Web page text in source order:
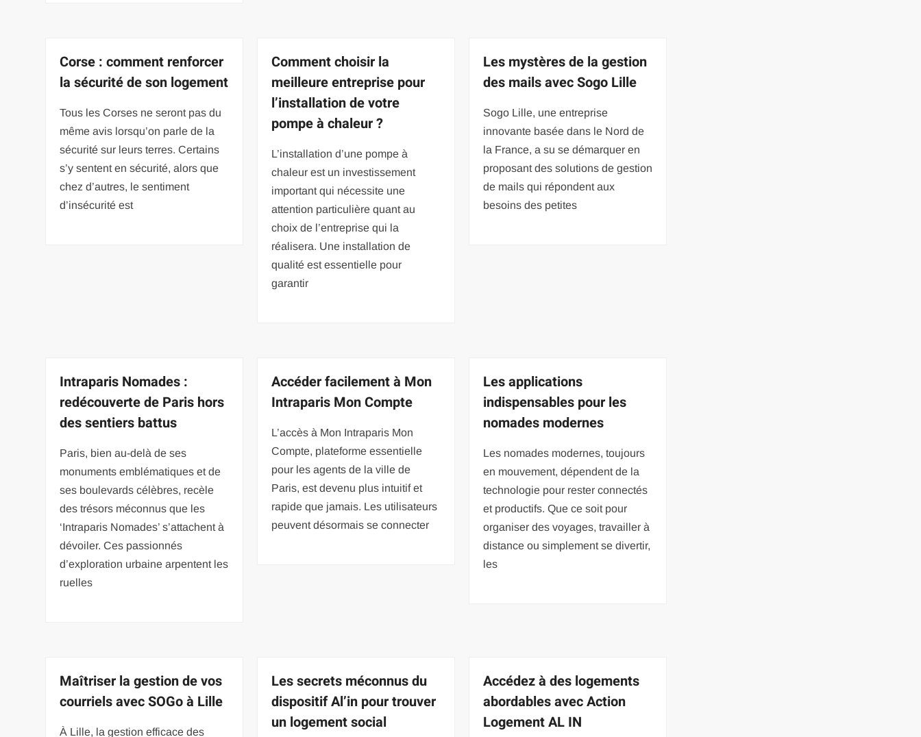
Corse : comment renforcer
la sécurité de son logement
Tous les Corses ne seront pas du
même avis lorsqu’on parle de la
sécurité sur leurs terres. Certains
s’y sentent en sécurité, alors que
chez d’autres, le sentiment
d’insécurité est
Comment choisir la
meilleure entreprise pour
l’installation de votre
pompe à chaleur ?
L’installation d’une pompe à
chaleur est un investissement
important qui nécessite une
attention particulière quant au
choix de l’entreprise qui la
réalisera. Une installation de
qualité est essentielle pour
garantir
Les mystères de la gestion
des mails avec Sogo Lille
Sogo Lille, une entreprise
innovante basée dans le Nord de
la France, a su se démarquer en
proposant des solutions de gestion
de mails qui répondent aux
besoins des petites
Intraparis Nomades :
redécouverte de Paris hors
des sentiers battus
Paris, bien au-delà de ses
monuments emblématiques et de
ses boulevards célèbres, recèle
des trésors méconnus que les
‘Intraparis Nomades’ s’attachent à
dévoiler. Ces passionnés
d’exploration urbaine arpentent les
ruelles
Accéder facilement à Mon
Intraparis Mon Compte
L’accès à Mon Intraparis Mon
Compte, plateforme essentielle
pour les agents de la ville de
Paris, est devenu plus intuitif et
rapide que jamais. Les utilisateurs
peuvent désormais se connecter
Les applications
indispensables pour les
nomades modernes
Les nomades modernes, toujours
en mouvement, dépendent de la
technologie pour rester connectés
et productifs. Que ce soit pour
organiser des voyages, travailler à
distance ou simplement se divertir,
les
Maîtriser la gestion de vos
courriels avec SOGo à Lille
À Lille, la gestion efficace des
Les secrets méconnus du
dispositif Al’in pour trouver
un logement social
Accédez à des logements
abordables avec Action
Logement AL IN